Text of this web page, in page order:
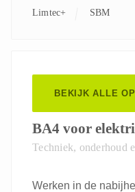
Limtec+
SBM
BEKIJK ALLE
BA4 voor
Techniek, onderhoud
Werken in de